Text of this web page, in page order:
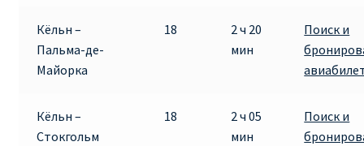
Кёльн –
Пальма-де-
Майорка
18
2 ч 20
мин
Поиск и
Кёльн –
Стокгольм
18
2 ч 05
мин
Поиск и